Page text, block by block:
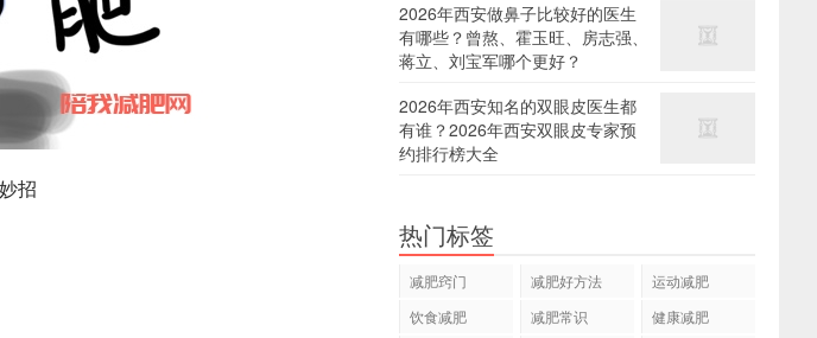
招
2026年西安做鼻子比较好的医生
有哪些？曾熬、霍玉旺、房志强、
蒋立、刘宝军哪个更好？
2026年西安知名的双眼皮医生都
有谁？2026年西安双眼皮专家预
约排行榜大全
热门标签
减肥窍门 减肥好方法
运动减肥
饮食减肥
减肥常识
健康减肥